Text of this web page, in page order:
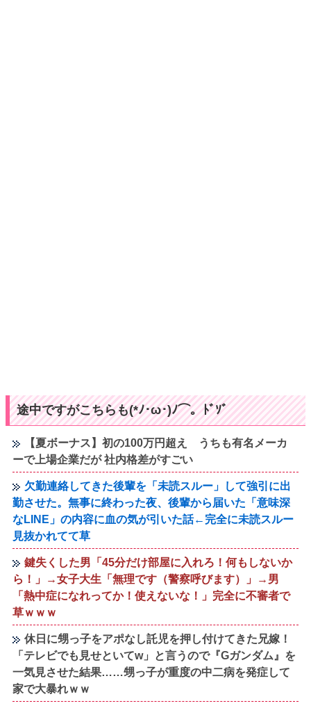
途中ですがこちらも(*ﾉ･ω･)ﾉ⌒。ﾄﾞｿﾞ
【夏ボーナス】初の100万円超え うちも有名メーカ
ーで上場企業だが 社内格差がすごい
欠勤連絡してきた後輩を「未読スルー」して強引に出
勤させた。無事に終わった夜、後輩から届いた「意味深
なLINE」の内容に血の気が引いた話←完全に未読スルー
見抜かれてて草
鍵失くした男「45分だけ部屋に入れろ！何もしないか
ら！」→女子大生「無理です（警察呼びます）」→男
「熱中症になれってか！使えないな！」完全に不審者で
草ｗｗｗ
休日に甥っ子をアポなし託児を押し付けてきた兄嫁！
「テレビでも見せといてw」と言うので『Gガンダム』を
一気見させた結果……甥っ子が重度の中二病を発症して
家で大暴れｗｗ